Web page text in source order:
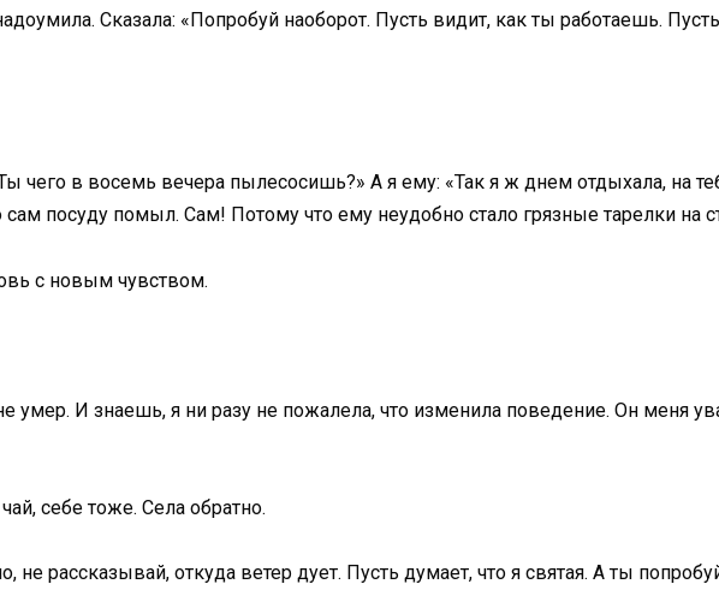
Сказала: «Попробуй наоборот. Пусть видит, как ты работаешь.
чего в восемь вечера пылесосишь?» А я ему: «Так я ж днем отдыхала, на
посуду помыл. Сам! Потому что ему неудобно стало грязные тарелки на
с новым чувством.
умер. И знаешь, я ни разу не пожалела, что изменила поведение. Он меня
себе тоже. Села обратно.
не рассказывай, откуда ветер дует. Пусть думает, что я святая. А ты